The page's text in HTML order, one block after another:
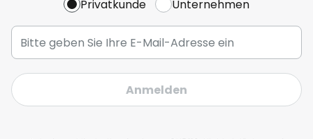
Privatkunde Unternehmen
Anmelden